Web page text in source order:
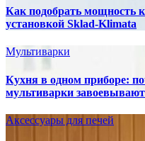
Как подобрать мощность
установкой Sklad-Klimata
Мультиварки
Кухня в одном приборе:
мультиварки
Аксессуары для печей